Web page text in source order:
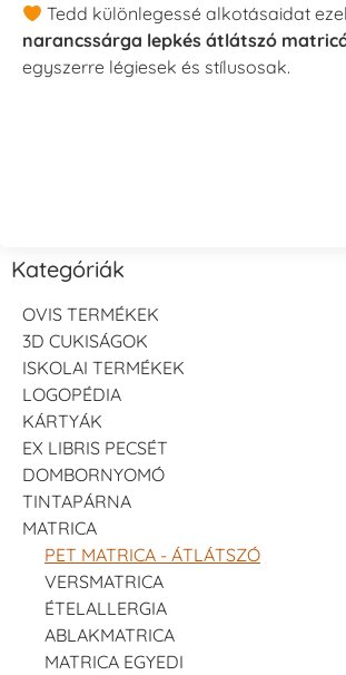
Tedd különlegessé alkotásaidat
narancssárga lepkés átlátszó
egyszerre légiesek és stílusosak.
Kategóriák
OVIS TERMÉKEK
3D CUKISÁGOK
ISKOLAI TERMÉKEK
LOGOPÉDIA
KÁRTYÁK
EX LIBRIS PECSÉT
DOMBORNYOMÓ
TINTAPÁRNA
MATRICA
PET MATRICA - ÁTLÁTSZÓ
VERSMATRICA
ÉTELALLERGIA
ABLAKMATRICA
MATRICA EGYEDI